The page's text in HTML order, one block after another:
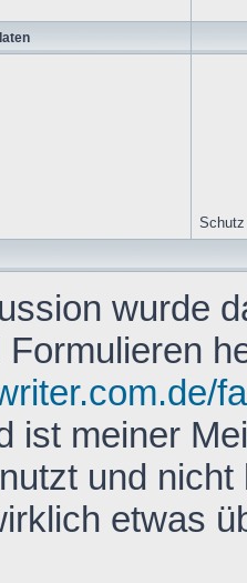
Schutz
wurde
ist meiner
und
etwas